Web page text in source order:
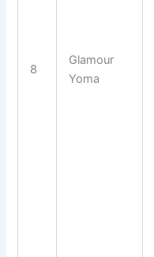
8
Glamour
Yoma